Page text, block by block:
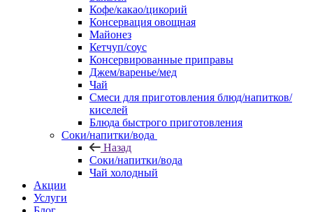
Кофе/какао/цикорий
Консервация овощная
Майонез
Кетчуп/соус
Консервированные приправы
Джем/варенье/мед
Чай
Смеси для приготовления блюд/напитков/
киселей
Блюда быстрого приготовления
Соки/напитки/вода
Назад
Соки/напитки/вода
Чай холодный
Акции
Услуги